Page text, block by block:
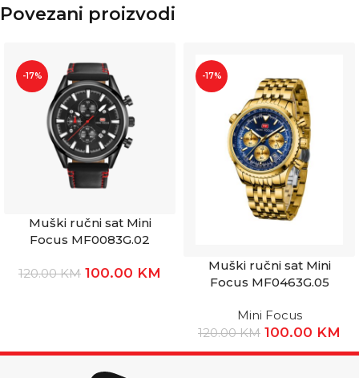
Povezani proizvodi
-17%
Muški ručni sat Mini
Focus MF0083G.02
120.00KM 100.00 KM
-17%
Muški ručni sat Mini
Focus MF0463G.05
Mini Focus
120.00KM 100.00 KM